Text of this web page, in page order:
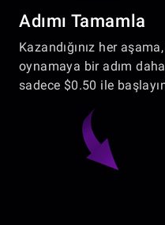
Adımı Tamamla
Kazandığınız her
oynamaya bir adım
sadece $0.50 ile